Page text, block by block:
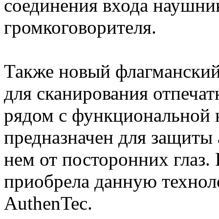
соединения входа
громкоговорителя.
Также новый
для сканирования
рядом с функциональной
предназначен для
нем от посторонних
приобрела данную
AuthenTec.